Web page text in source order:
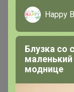
15 сентября, 2023
Happy
Блузка со
моднице